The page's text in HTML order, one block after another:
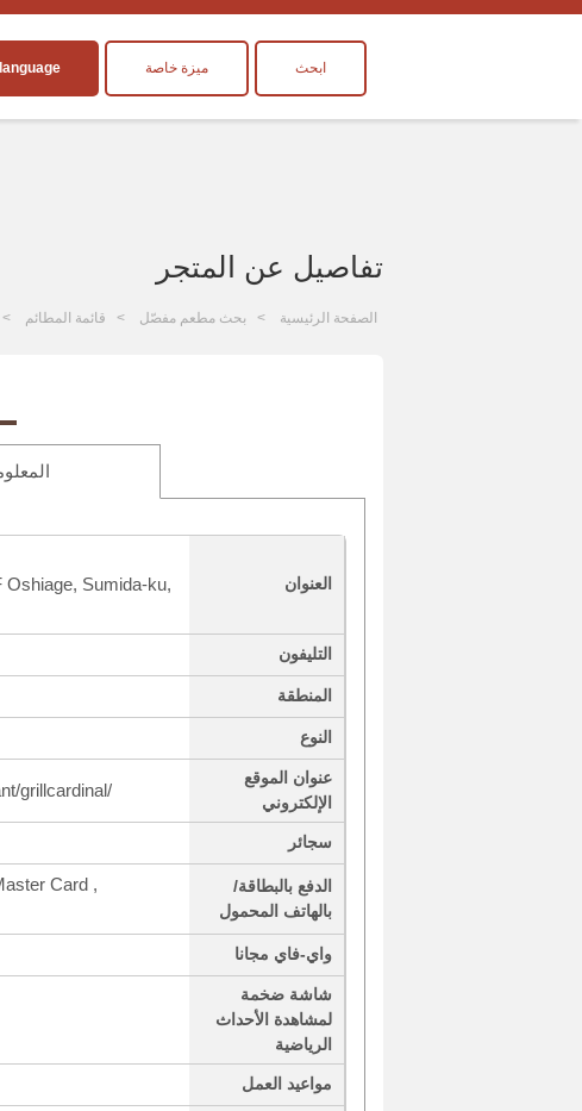
ميزة خاصة ابحث
تفاصيل عن المتجر
الصفحة الرئيسية بحث مطعم مفصّل قائمة المطائم
العنوان
Oshiage, Sumida-ku,
التليفون
المنطقة
النوع
عنوان الموقع
الإلكتروني
grillcardinal/
سجائر
الدفع بالبطاقة/
بالهاتف المحمول
Card ,
واي-فاي مجانا
شاشة ضخمة
لمشاهدة الأحداث
الرياضية
مواعيد العمل